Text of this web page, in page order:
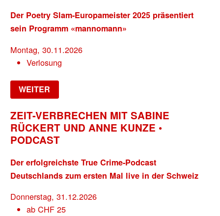
Der Poetry Slam-Europameister 2025 präsentiert
sein Programm «mannomann»
Montag, 30.11.2026
Verlosung
WEITER
ZEIT-VERBRECHEN MIT SABINE
RÜCKERT UND ANNE KUNZE •
PODCAST
Der erfolgreichste True Crime-Podcast
Deutschlands zum ersten Mal live in der Schweiz
Donnerstag, 31.12.2026
ab CHF25